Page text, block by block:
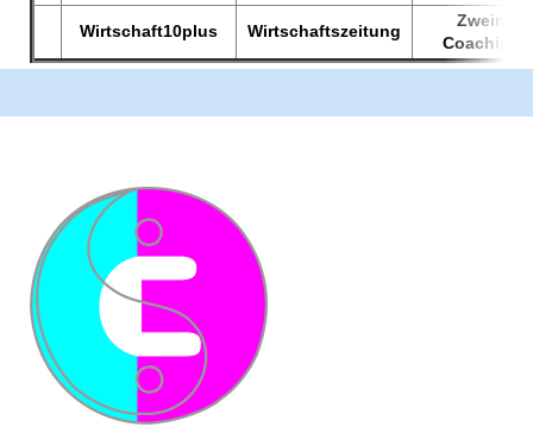
Wirtschaft10plus Wirtschaftszeitung
Coaching-